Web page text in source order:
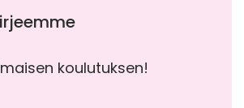
koulutuksen!